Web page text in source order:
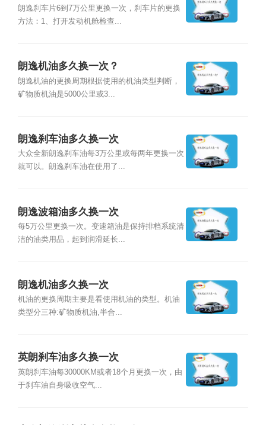
朗逸刹车片6到7万公里更换一次，刹车片的更换
方法：1、打开发动机舱检查...
朗逸机油多久换一次？
朗逸机油的更换周期根据使用的机油类型判断，
矿物质机油是5000公里或3...
朗逸刹车油多久换一次
大众全新朗逸刹车油每3万公里或每两年更换一次
就可以。朗逸刹车油在使用了...
朗逸波箱油多久换一次
每5万公里更换一次。变速箱油是保持排档系统清
洁的油类用品，起到润滑延长...
朗逸机油多久换一次
机油的更换周期主要是看使用机油的类型。机油
类型分三种:矿物质机油,半合...
英朗刹车油多久换一次
英朗刹车油每30000KM或者18个月更换一次，由
于刹车油自身吸收空气...